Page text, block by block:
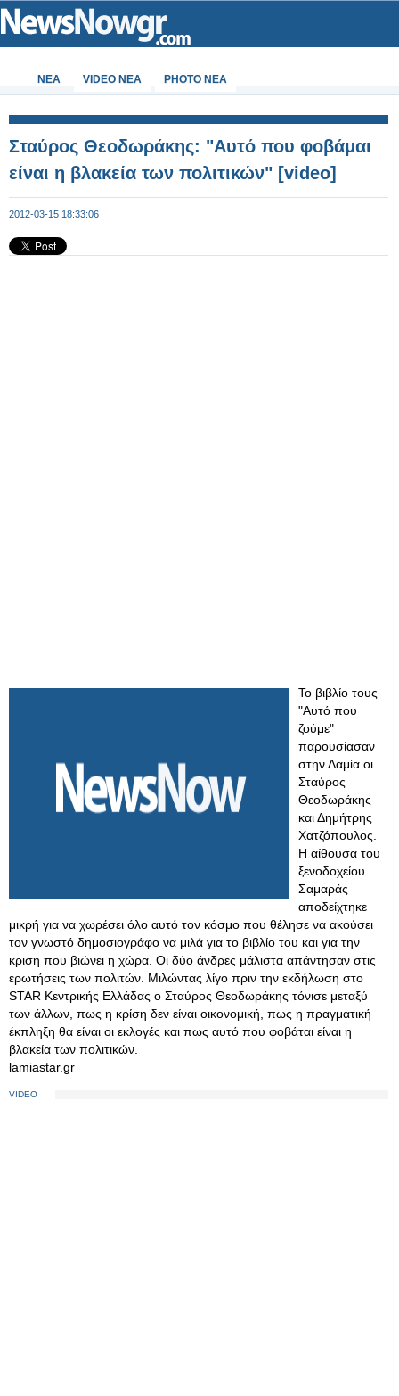
ΝΕΑ VIDEO NEA PHOTO NEA
Σταύρος Θεοδωράκης: "Αυτό που φοβάμαι
είναι η βλακεία των πολιτικών" [video]
2012-03-15 18:33:06
Το βιβλίο τους
"Αυτό που
ζούμε"
παρουσίασαν
στην Λαμία οι
Σταύρος
Θεοδωράκης
και Δημήτρης
Χατζόπουλος.
Η αίθουσα του
ξενοδοχείου
Σαμαράς
αποδείχτηκε
μικρή για να χωρέσει όλο αυτό τον κόσμο που θέλησε να ακούσει
τον γνωστό δημοσιογράφο να μιλά για το βιβλίο του και για την
κριση που βιώνει η χώρα. Οι δύο άνδρες μάλιστα απάντησαν στις
ερωτήσεις των πολιτών. Μιλώντας λίγο πριν την εκδήλωση στο
STAR Κεντρικής Ελλάδας ο Σταύρος Θεοδωράκης τόνισε μεταξύ
των άλλων, πως η κρίση δεν είναι οικονομική, πως η πραγματική
έκπληξη θα είναι οι εκλογές και πως αυτό που φοβάται είναι η
βλακεία των πολιτικών.
lamiastar.gr
VIDEO